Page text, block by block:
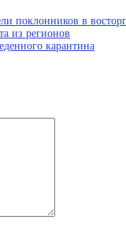
поклонников в восторг
из регионов
карантина